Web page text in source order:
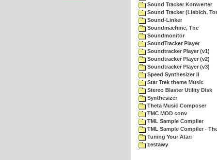
Sound Tracker Konwerter
Sound Tracker (Liebich,
Sound-Linker
Soundmachine, The
Soundmonitor
SoundTracker Player
Soundtracker Player (v1)
Soundtracker Player (v2)
Soundtracker Player (v3)
Speed Synthesizer II
Star Trek theme Music
Stereo Blaster Utility Disk
Synthesizer
Theta Music Composer
TMC MOD conv
TML Sample Compiler
TML Sample Compiler -
Tuning Your Atari
zestawy